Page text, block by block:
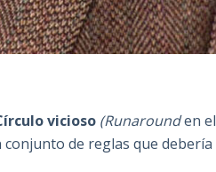
vicioso (Runarounden el
de reglas que debería